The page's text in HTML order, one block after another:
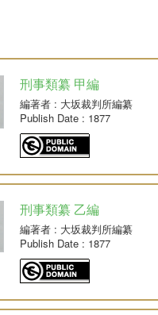
刑事類纂 甲編
編著者 : 大坂裁判所編纂
Publish Date : 1877
刑事類纂 乙編
編著者 : 大坂裁判所編纂
Publish Date : 1877